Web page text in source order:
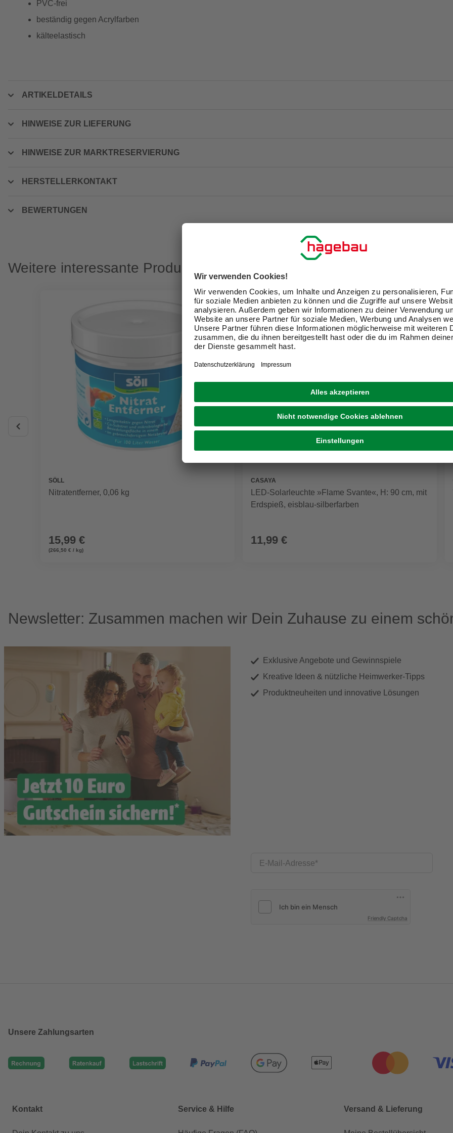
PVC-frei
beständig gegen Acrylfarben
kälteelastisch
ARTIKELDETAILS
HINWEISE ZUR LIEFERUNG
HINWEISE ZUR MARKTRESERVIERUNG
HERSTELLERKONTAKT
BEWERTUNGEN
Weitere interessante Produkte
SÖLL
Nitratentferner, 0,06 kg
15,99 €
(266,50 € / kg)
CASAYA
LED-Solarleuchte »Flame Svante«, H: 90 cm, mit
Erdspieß, eisblau-silberfarben
11,99 €
Newsletter: Zusammen machen wir Dein Zuhause zu einem
Exklusive Angebote und Gewinnspiele
Kreative Ideen & nützliche Heimwerker-Tipps
Produktneuheiten und innovative Lösungen
E-Mail-Adresse
Friendly Captcha
Unsere Zahlungsarten
Kontakt Service & Hilfe Versand & Lieferung